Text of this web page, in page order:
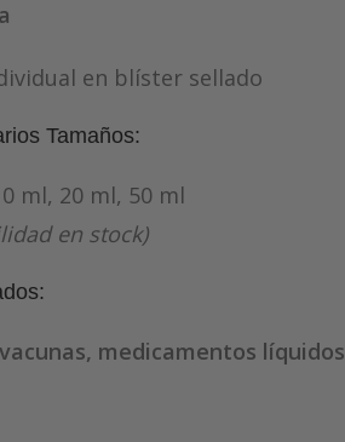
en blíster sellado
Tamaños:
ml, 20 ml, 50 ml
en stock)
vacunas, medicamentos líquidos